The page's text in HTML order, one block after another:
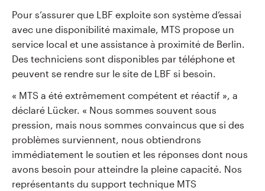
Pour s’assurer que LBF exploite son système d’essai
avec une disponibilité maximale, MTS propose un
service local et une assistance à proximité de Berlin.
Des techniciens sont disponibles par téléphone et
peuvent se rendre sur le site de LBF si besoin.
« MTS a été extrêmement compétent et réactif », a
déclaré Lücker. « Nous sommes souvent sous
pression, mais nous sommes convaincus que si des
problèmes surviennent, nous obtiendrons
immédiatement le soutien et les réponses dont nous
avons besoin pour atteindre la pleine capacité. Nos
représentants du support technique MTS